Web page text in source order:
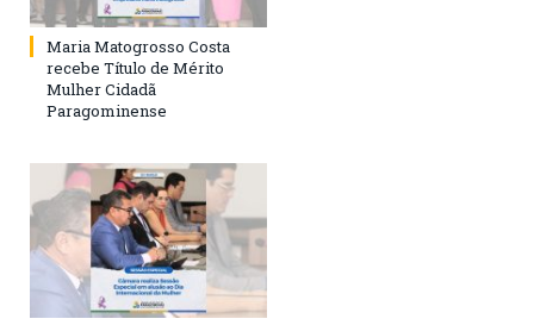
Maria Matogrosso Costa
recebe Título de Mérito
Mulher Cidadã
Paragominense